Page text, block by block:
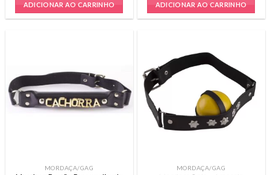
ADICIONAR AO CARRINHO ADICIONAR AO CARRINHO
MORDAÇA/GAG MORDAÇA/GAG